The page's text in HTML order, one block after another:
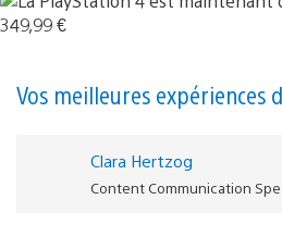
Vos meilleures expériences
Clara Hertzog
Content Communication